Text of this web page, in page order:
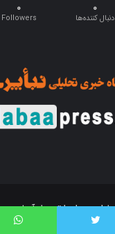
۰
دنبال کننده‌ها
۰
Followers
طراحی و اجرا توسط:آریان وب